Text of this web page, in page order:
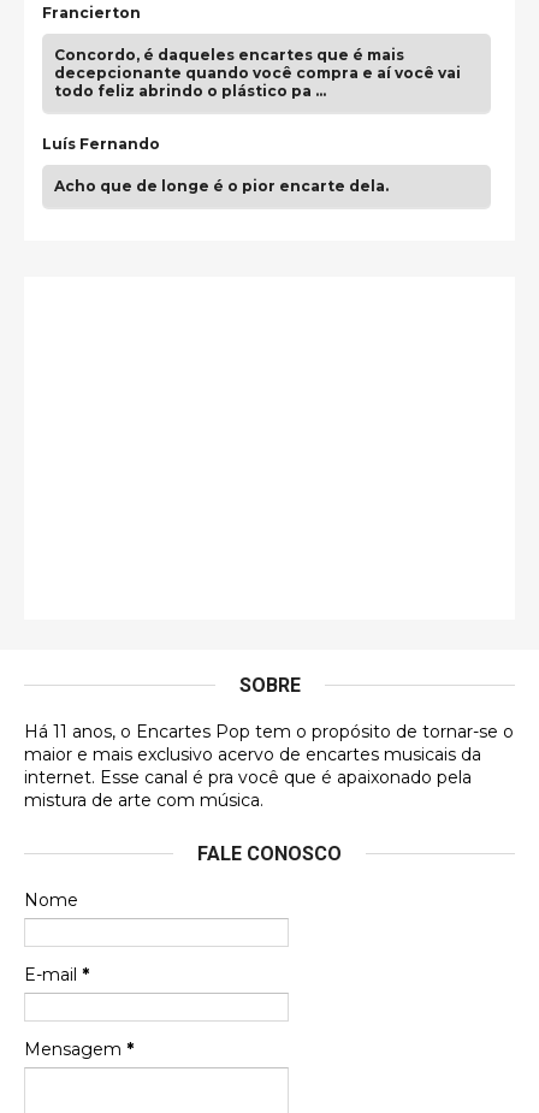
Francierton
Concordo, é daqueles encartes que é mais
decepcionante quando você compra e aí você vai
todo feliz abrindo o plástico pa …
Luís Fernando
Acho que de longe é o pior encarte dela.
DVD MIDINHO
Francierton
futuras aquisições, e olhando o encarte aqui, me
Francierton
Espero que tenham sentido minha falta, informo
que estou de volta para trazer mais contribuições
SOBRE
Há 11 anos, o Encartes Pop tem o propósito de tornar-se o
maior e mais exclusivo acervo de encartes musicais da
internet. Esse canal é pra você que é apaixonado pela
mistura de arte com música.
FALE CONOSCO
Nome
E-mail *
Mensagem *